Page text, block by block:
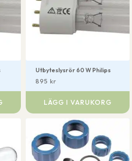
Utbyteslysrör 60 W Philips
895 kr
LÄGG I VARUKORG